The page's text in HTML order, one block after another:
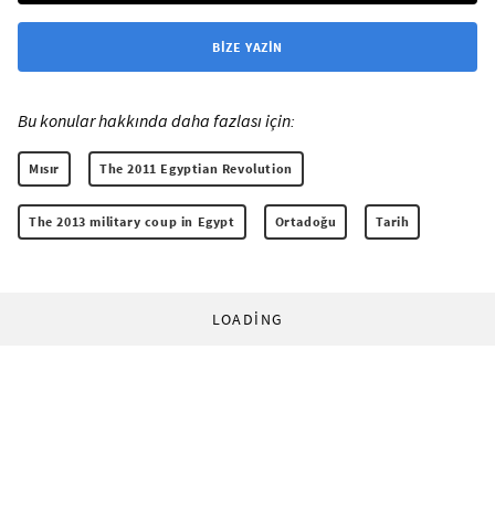
BIZE YAZIN
Bu konular hakkında daha fazlası için:
Mısır The 2011 Egyptian Revolution
The 2013 military coup in Egypt Ortadoğu Tarih
LOADING